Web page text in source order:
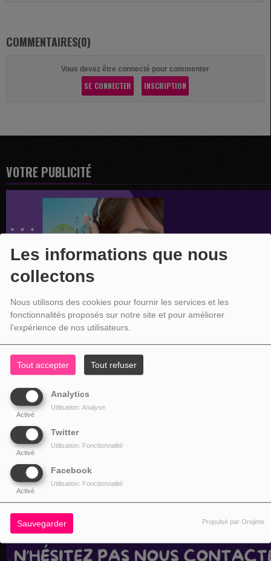
Les informations que nous
collectons
Nous utilisons des cookies pour fournir les services et les
fonctionnalités proposés sur notre site et pour améliorer
l'expérience de nos utilisateurs.
Tout accepter Tout refuser
Analytics
Activé
Utilisation: Analyse
Twitter
Activé
Utilisation: Fonctionnalité
Facebook
Activé
Utilisation: Fonctionnalité
Sauvegarder Propulsé par Orejime
COMMENTAIRES(0)
Vous devez être connecté pour commenter
SE CONNECTER INSCRIPTION
VOTRE PUBLICITÉ